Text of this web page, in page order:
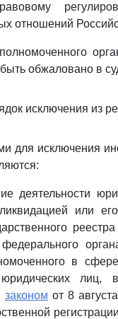
отношений
обжаловано в
исключения из
для исключения
деятельности
или
в сфере
юридических лиц,
законом от 8